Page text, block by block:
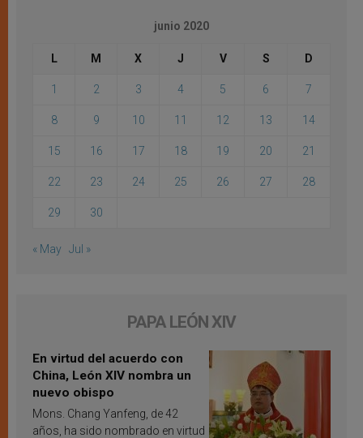
junio 2020
L M X J V S D
1 2 3 4 5 6 7
8 9 10 11 12 13 14
15 16 17 18 19 20 21
22 23 24 25 26 27 28
29 30
« May Jul »
PAPA LEÓN XIV
En virtud del acuerdo con
China, León XIV nombra un
nuevo obispo
Mons. Chang Yanfeng, de 42
años, ha sido nombrado en virtud